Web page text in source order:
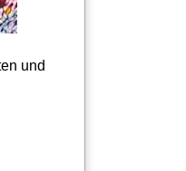
und